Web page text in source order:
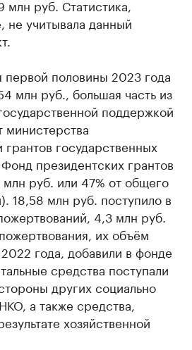
млн руб. Статистика,
учитывала данный
первой половины 2023 года
млн руб., большая часть из
поддержкой
министерства
государственных
президентских грантов
руб. или 47% от общего
18,58 млн руб. поступило в
4,3 млн руб.
их объём
года, добавили в фонде
средства поступали
других социально
а также средства,
хозяйственной